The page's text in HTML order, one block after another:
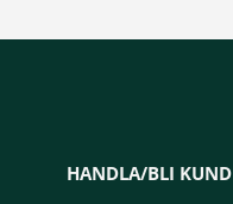
HANDLA/BLI KUND